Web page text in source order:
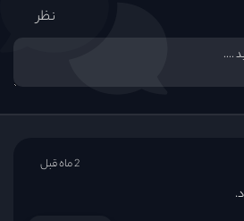
نظر
2 ماه قبل